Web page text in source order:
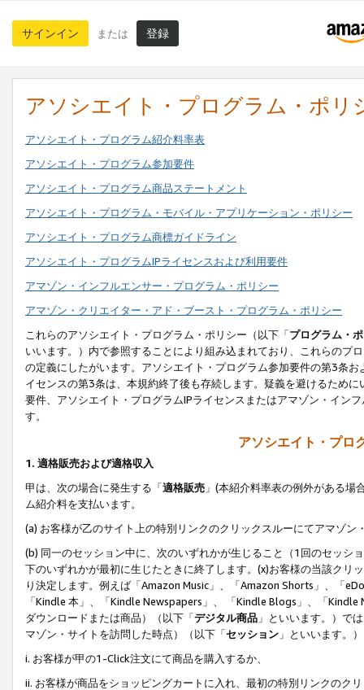
サインイン または 登録
アソシエイト・プログラム・ポリ
アソシエイト・プログラム紹介料率表
アソシエイト・プログラム参加要件
アソシエイト・プログラム商品ステートメント
アソシエイト・プログラム・モバイル・アプリケーション・ポリシー
アソシエイト・プログラム商標ガイドライン
アソシエイト・プログラムIPライセンスおよび利用要件
アマゾン・インフルエンサー・プログラム・ポリシー
アマゾン・クリエイター・アド・ブースト・プログラム・ポリシー
これらのアソシエイト・プログラム・ポリシー（以下「プログラム・
いいます。）内で参照することにより組み込まれており、これらのプ
の定義にしたがいます。アソシエイト・プログラム参加要件の第3条
イセンスの第3条は、本規約終了後も存続します。疑義を避けるため
要件、アソシエイト・プログラムIPライセンスまたはアマゾン・イン
す。
アソシエイト・プロ
1. 適格販売および適格収入
甲は、次の場合に発生する「適格販売 」(本紹介料率表の例外がある
ム紹介料を支払います。
(a) お客様が乙のサイト上の特別リンクのクリックスルーにてアマゾン
(b) 同一のセッション中に、次のいずれかが生じること（1回のセッシ
下のいずれかが最初に生じたときに終了します。(x)お客様の当該ク
り決定します。例えば「Amazon Music」、「Amazon Shorts」、「
「Kindle 本」、「Kindle Newspapers」、 「Kindle Blogs」、「
ダウンロードまたは商品）（以下「デジタル商品 」といいます。）で
マゾン・サイトを訪問した時点）（以下「セッション 」といいます。
i. お客様が甲の1-Click注文にて商品を購入するか、
ii. お客様が商品をショッピングカートに入れ、最初の特別リンクのク